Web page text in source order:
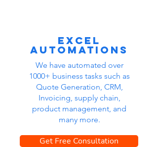
Excel
automations
We have automated over
1000+ business tasks such as
Quote Generation, CRM,
Invoicing, supply chain,
product management, and
many more.
Get Free Consultation